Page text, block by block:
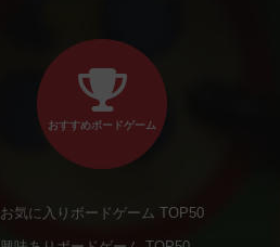
おすすめボードゲーム
お気に入りボードゲーム TOP50